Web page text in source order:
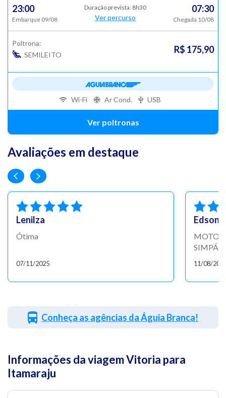
23:00
Embarque 09/08
Duração prevista: 8h30
Ver percurso
07:30
Chegada 10/08
Poltrona:
SEMILEITO
R$ 175,90
Ver poltronas
Wi-Fi Ar Cond. USB
Avaliações em destaque
Lenilza
Ótima
07/11/2025
Edson
11/08/
Conheça as agências da Águia Branca!
Informações da viagem Vitoria para
Itamaraju